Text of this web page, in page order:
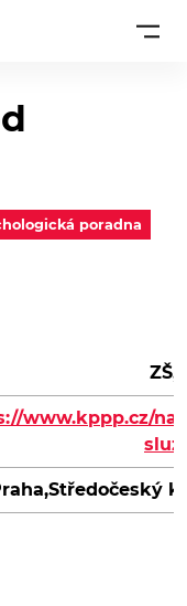
poradna
ZŠ,
www.kppp.cz/